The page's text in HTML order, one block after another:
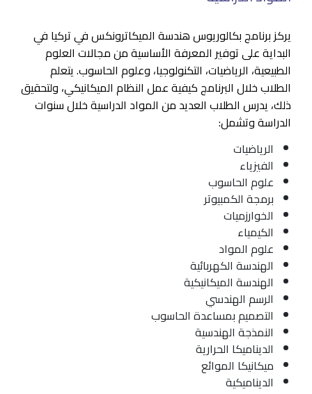
يركز برنامج بكالوريوس هندسة الميكاترونكس في تركيا في
البداية على توفير المعرفة الأساسية من مجالات العلوم
الطبيعية، الرياضيات، التكنولوجيا، وعلوم الحاسوب. يتعلم
الطلاب خلال البرنامج كيفية عمل النظام الميكانيكي، ولتحقيق
ذلك، يدرس الطلاب العديد من المواد الدراسية خلال سنوات
الدراسة وتشمل:
الرياضيات
الفيزياء
علوم الحاسوب
برمجة الكمبيوتر
الخوارزميات
الكيمياء
علوم المواد
الهندسة الكهربائية
الهندسة الميكانيكية
الرسم الهندسي
التصميم بمساعدة الحاسوب
النمذجة الهندسية
الديناميكا الحرارية
ميكانيكا الموائع
الديناميكية